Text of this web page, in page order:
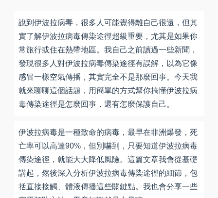
說到伊波拉病毒，很多人可能覺得離自己很遠，但其
實了解伊波拉病毒傳染途徑超級重要，尤其是如果你
常旅行或住在熱帶地區。我自己之前讀過一些新聞，
發現很多人對伊波拉病毒傳染途徑有誤解，以為它像
感冒一樣空氣傳播，其實完全不是那麼回事。今天我
就來聊聊這個話題，用簡單的方式幫你搞懂伊波拉病
毒傳染途徑是怎麼回事，還有怎麼保護自己。
伊波拉病毒是一種致命的病毒，最早在非洲爆發，死
亡率可以高達90%，但別嚇到，只要知道伊波拉病毒
傳染途徑，就能大大降低風險。這篇文章我會從基礎
講起，然後深入分析伊波拉病毒傳染途徑的細節，包
括直接接觸、體液傳播這些關鍵點。我也會分享一些